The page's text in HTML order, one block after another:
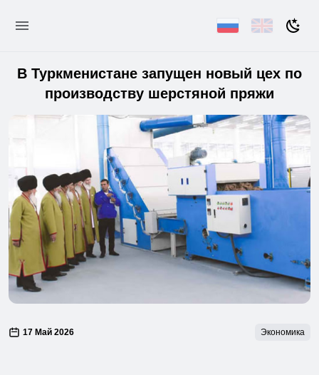
В Туркменистане запущен новый цех по
производству шерстяной пряжи
17 Май 2026 Экономика